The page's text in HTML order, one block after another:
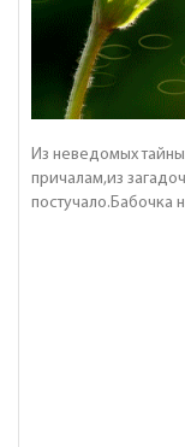
Из неведомых
причалам,из
постучало.Бабочка